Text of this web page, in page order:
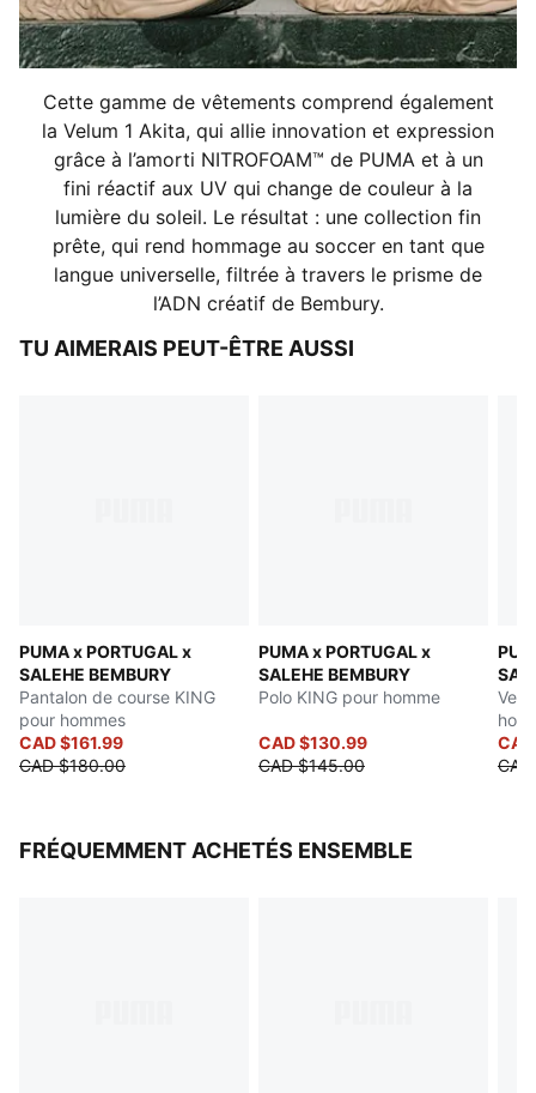
Cette gamme de vêtements comprend également
la Velum 1 Akita, qui allie innovation et expression
grâce à l’amorti NITROFOAM™ de PUMA et à un
fini réactif aux UV qui change de couleur à la
lumière du soleil. Le résultat : une collection fin
prête, qui rend hommage au soccer en tant que
langue universelle, filtrée à travers le prisme de
l’ADN créatif de Bembury.
TU AIMERAIS PEUT-ÊTRE AUSSI
PUMA x PORTUGAL x
SALEHE BEMBURY
Pantalon de course KING
pour hommes
CAD $161.99
CAD $180.00
PUMA x PORTUGAL x
SALEHE BEMBURY
Polo KING pour homme
CAD $130.99
CAD $145.00
FRÉQUEMMENT ACHETÉS ENSEMBLE